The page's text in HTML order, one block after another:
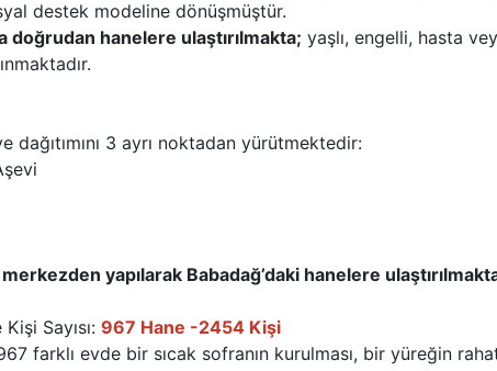
destek modeline dönüşmüştür.
doğrudan hanelere ulaştırılmakta; yaşlı, engelli, hasta
dağıtımını 3 ayrı noktadan yürütmektedir:
yapılarak Babadağ’daki hanelere
Sayısı: 967 Hane -2454 Kişi
farklı evde bir sıcak sofranın kurulması, bir yüreğin